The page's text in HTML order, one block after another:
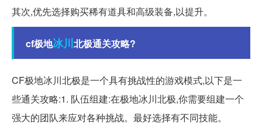
其次,优先选择购买稀有道具和高级装备,以提升。
cf极地冰川北极通关攻略?
CF极地冰川北极是一个具有挑战性的游戏模式,以下是一
些通关攻略:1. 队伍组建:在极地冰川北极,你需要组建一个
强大的团队来应对各种挑战。最好选择有不同技能。